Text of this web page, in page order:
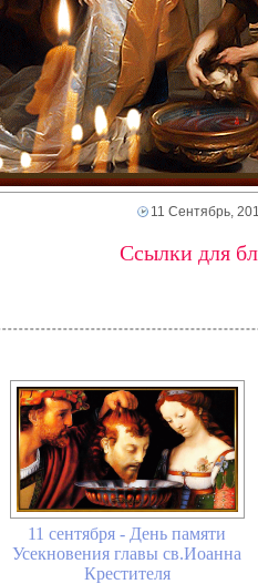
11 Сентябрь,
Ссылки для
11 сентября - День памяти
Усекновения главы св.Иоанна
Крестителя